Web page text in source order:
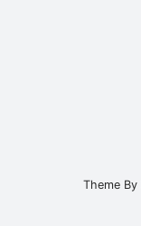
Theme By